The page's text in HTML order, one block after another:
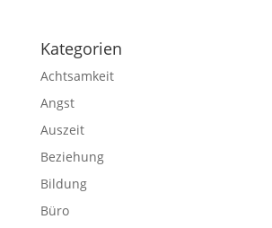
Kategorien
Achtsamkeit
Angst
Auszeit
Beziehung
Bildung
Büro